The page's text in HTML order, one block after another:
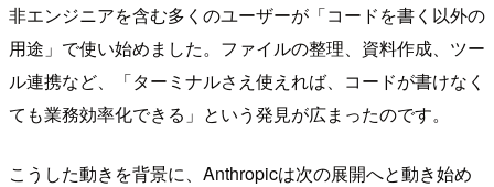
非エンジニアを含む多くのユーザーが「コードを書く以外の
用途」で使い始めました。ファイルの整理、資料作成、ツー
ル連携など、「ターミナルさえ使えれば、コードが書けなく
ても業務効率化できる」という発見が広まったのです。
こうした動きを背景に、Anthropicは次の展開へと動き始め